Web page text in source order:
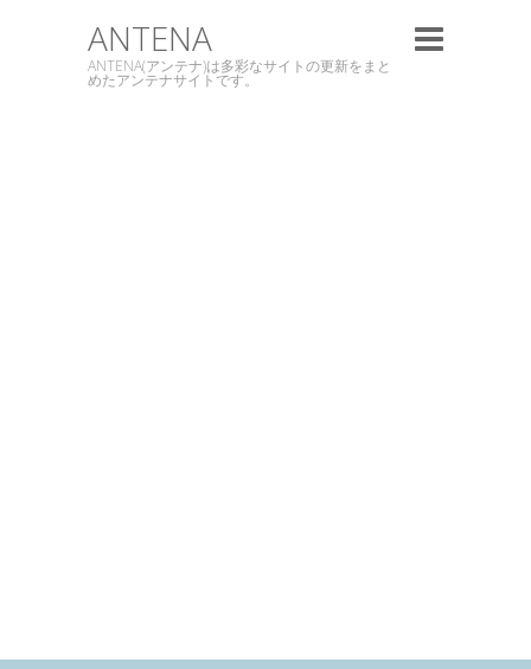
ANTENA
ANTENA(アンテナ)は多彩なサイトの更新をまと
めたアンテナサイトです。